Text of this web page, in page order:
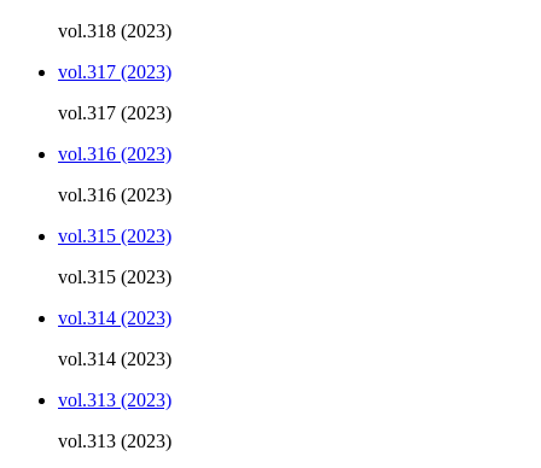
vol.318 (2023)
vol.317 (2023)
vol.317 (2023)
vol.316 (2023)
vol.316 (2023)
vol.315 (2023)
vol.315 (2023)
vol.314 (2023)
vol.314 (2023)
vol.313 (2023)
vol.313 (2023)